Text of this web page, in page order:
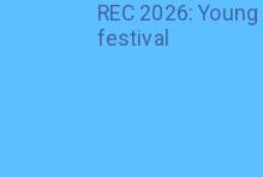
REC 2026:
festival